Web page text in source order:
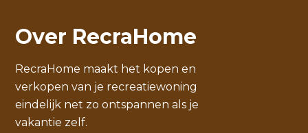
Over RecraHome
RecraHome maakt het kopen en
verkopen van je recreatiewoning
eindelijk net zo ontspannen als je
vakantie zelf.